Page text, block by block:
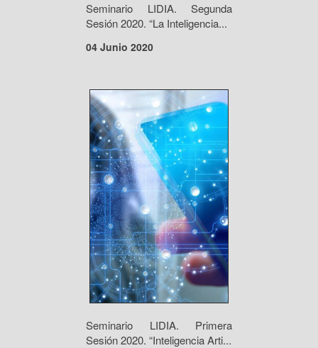
Seminario LIDIA. Segunda
Sesión 2020. “La Inteligencia...
04 Junio 2020
Seminario LIDIA. Primera
Sesión 2020. “Inteligencia Arti...